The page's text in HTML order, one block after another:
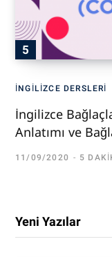
İNGILIZCE DERSLERI
İngilizce
Anlatımı ve
11/09/2020 5
Yeni Yazılar